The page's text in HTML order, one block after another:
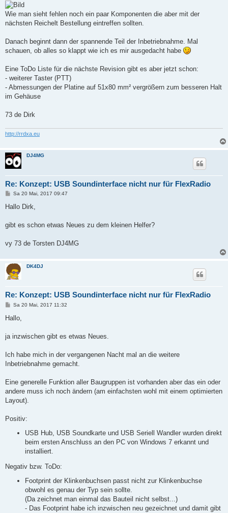
Wie man sieht fehlen noch ein paar Komponenten die aber mit der
nächsten Reichelt Bestellung eintreffen sollten.
Danach beginnt dann der spannende Teil der Inbetriebnahme. Mal
schauen, ob alles so klappt wie ich es mir ausgedacht habe
Eine ToDo Liste für die nächste Revision gibt es aber jetzt schon:
- weiterer Taster (PTT)
- Abmessungen der Platine auf 51x80 mm² vergrößern zum besseren Halt
im Gehäuse
73 de Dirk
http://rrdxa.eu
DJ4MG
Re: Konzept: USB Soundinterface nicht nur für FlexRadio
B
i
a
Sa 20 Mai, 2017 09:47
Hallo Dirk,
gibt es schon etwas Neues zu dem kleinen Helfer?
vy 73 de Torsten DJ4MG
DK4DJ
Re: Konzept: USB Soundinterface nicht nur für FlexRadio
B
i
a
Sa 20 Mai, 2017 11:32
Hallo,
ja inzwischen gibt es etwas Neues.
Ich habe mich in der vergangenen Nacht mal an die weitere
Inbetriebnahme gemacht.
Eine generelle Funktion aller Baugruppen ist vorhanden aber das ein oder
andere muss ich noch ändern (am einfachsten wohl mit einem optimierten
Layout).
Positiv:
USB Hub, USB Soundkarte und USB Seriell Wandler wurden direkt
beim ersten Anschluss an den PC von Windows 7 erkannt und
installiert.
Negativ bzw. ToDo:
Footprint der Klinkenbuchsen passt nicht zur Klinkenbuchse
obwohl es genau der Typ sein sollte.
(Da zeichnet man einmal das Bauteil nicht selbst...)
- Das Footprint habe ich inzwischen neu gezeichnet und damit gibt